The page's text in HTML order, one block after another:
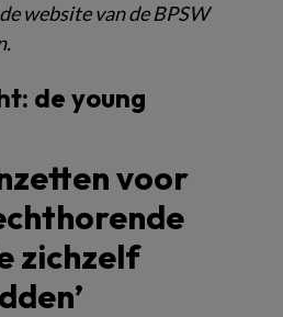
website van deBPSW
de young
voor
zichzelf